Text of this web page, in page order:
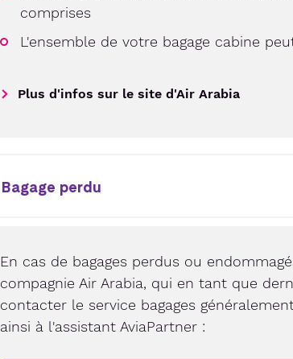
comprises
L'ensemble de votre bagage cabine
Plus d'infos sur le site d'Air Arabia
Bagage perdu
En cas de bagages perdus ou
compagnie Air Arabia, qui en tant que
contacter le service bagages
ainsi à l'assistant AviaPartner :